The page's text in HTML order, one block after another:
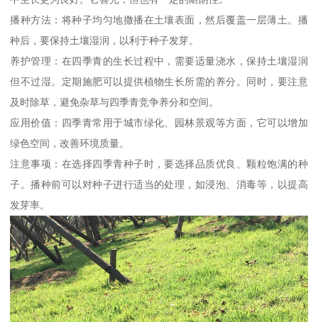
播种方法：将种子均匀地撒播在土壤表面，然后覆盖一层薄土。播
种后，要保持土壤湿润，以利于种子发芽。
养护管理：在四季青的生长过程中，需要适量浇水，保持土壤湿润
但不过湿。定期施肥可以提供植物生长所需的养分。同时，要注意
及时除草，避免杂草与四季青竞争养分和空间。
应用价值：四季青常用于城市绿化、园林景观等方面，它可以增加
绿色空间，改善环境质量。
注意事项：在选择四季青种子时，要选择品质优良、颗粒饱满的种
子。播种前可以对种子进行适当的处理，如浸泡、消毒等，以提高
发芽率。